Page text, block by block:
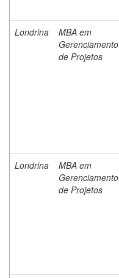
Londrina
MBA em
Gerenciamento
de Projetos
Londrina
MBA em
Gerenciamento
de Projetos